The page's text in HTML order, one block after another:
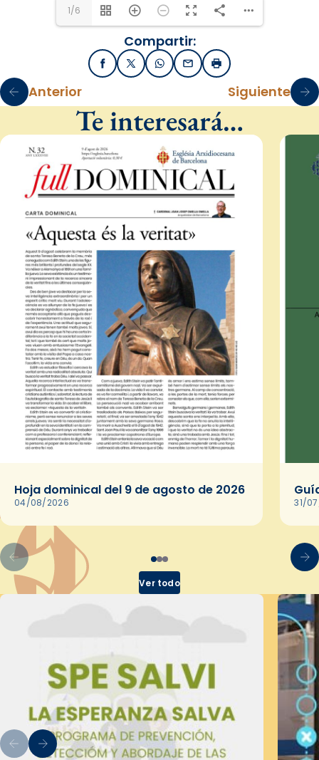
1/6
Compartir:
FacebookX / TwitterWhatsApp
EmailImprimir
Anterior Siguiente
Te interesará…
Hoja dominical del 9 de agosto de 2026
04/08/2026 31/
Ver todo